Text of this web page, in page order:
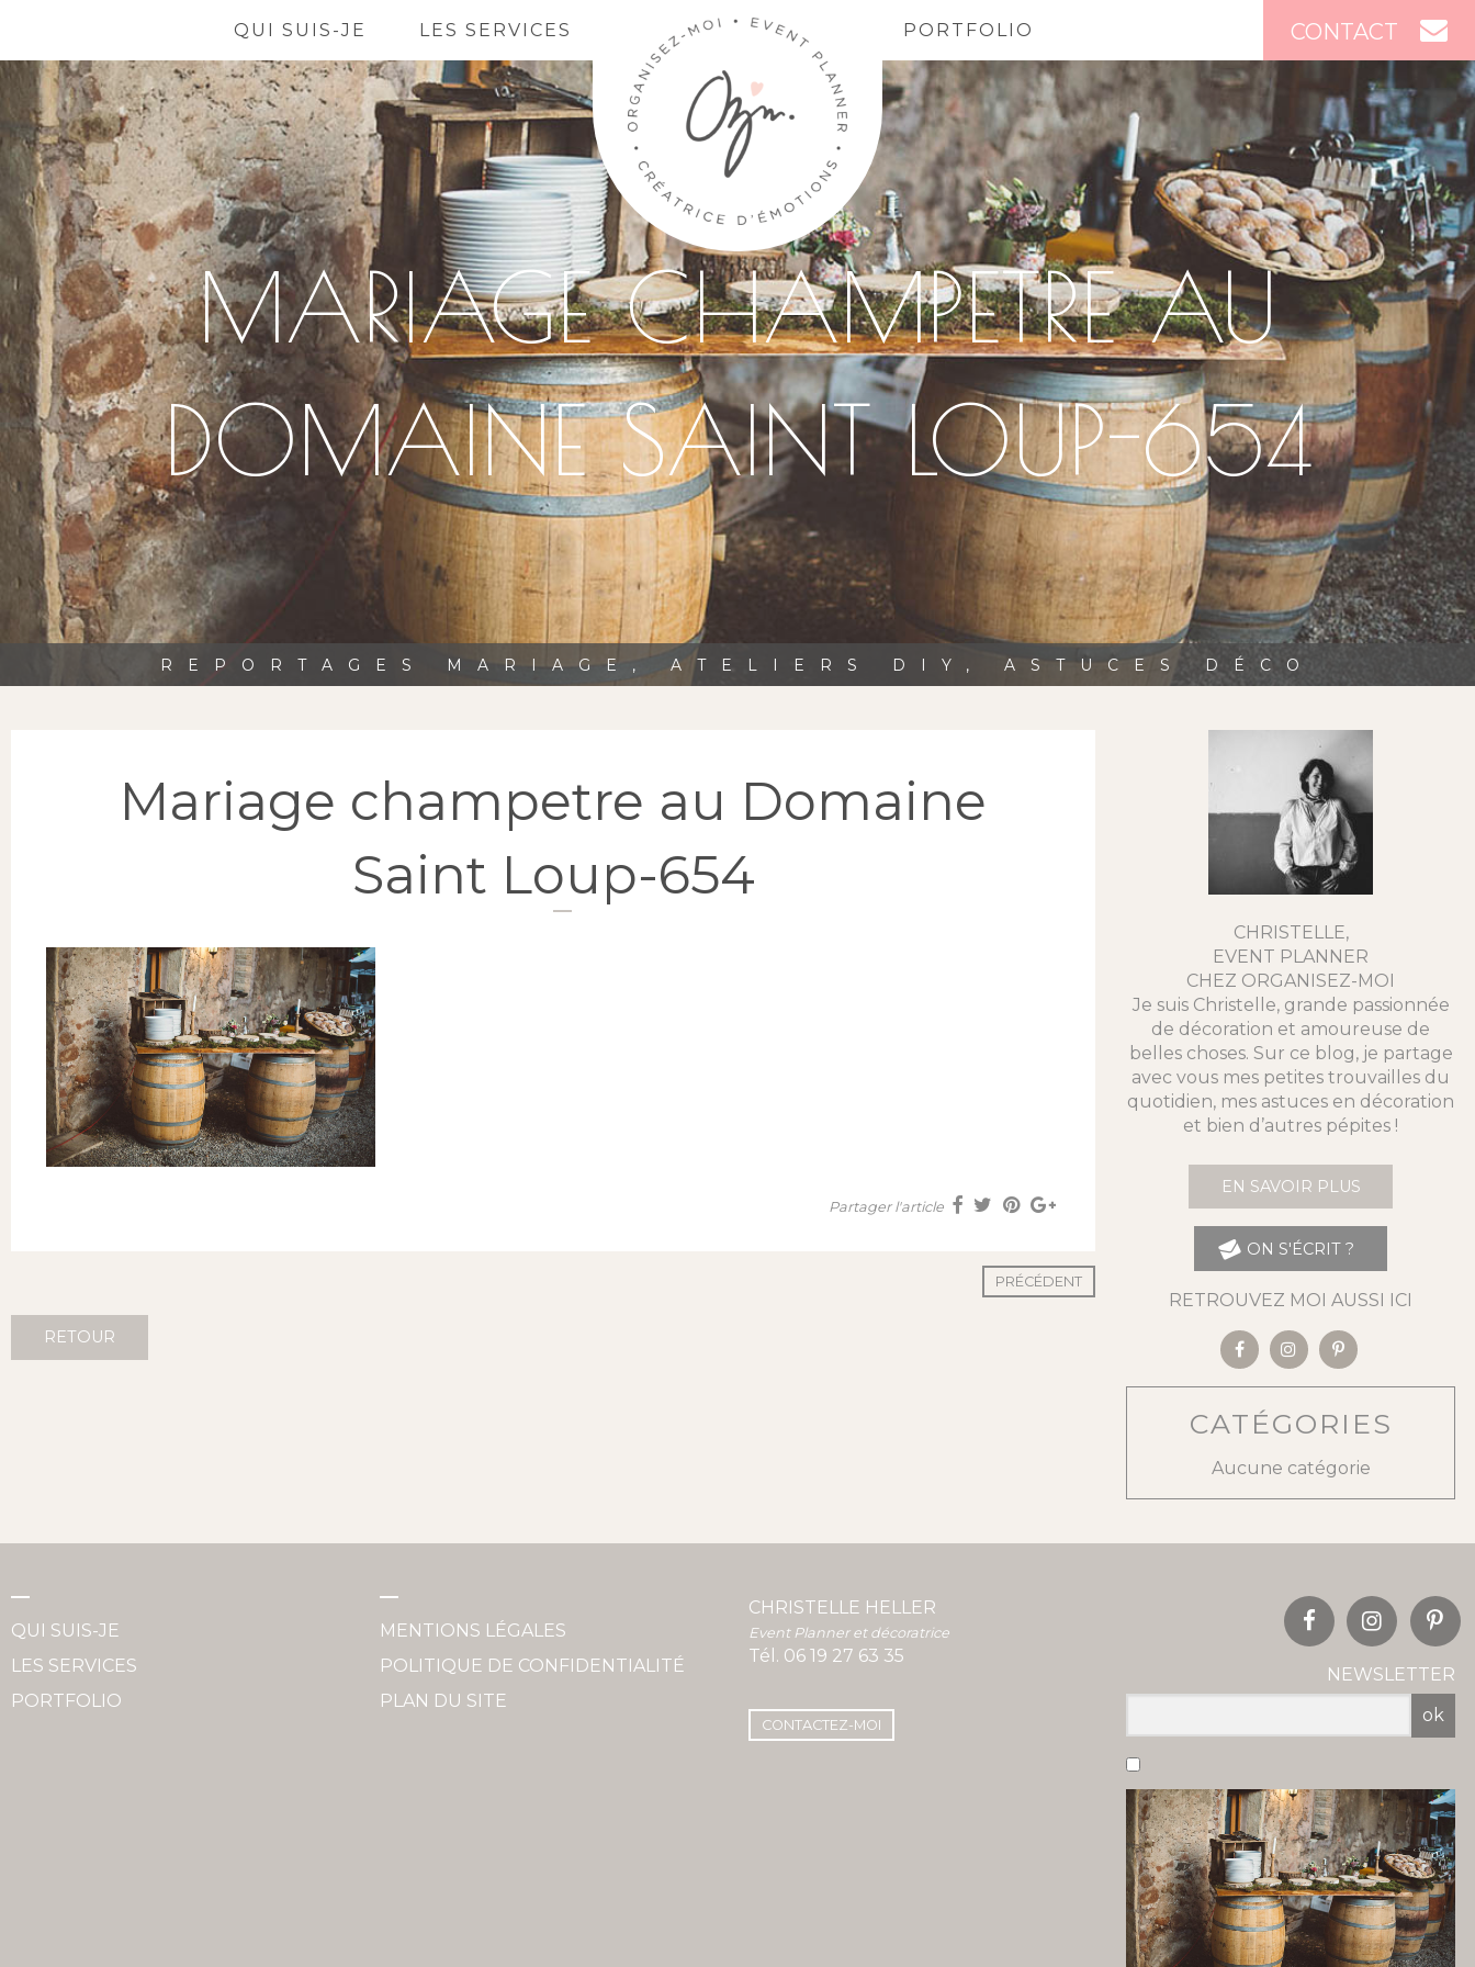
CONTACT
QUI SUIS-JE LES SERVICES PORTFOLIO
MARIAGE CHAMPETRE AU
DOMAINE SAINT LOUP-654
REPORTAGES MARIAGE, ATELIERS DIY, ASTUCES DÉCO
Mariage champetre au Domaine
Saint Loup-654
Partager l'article
PRÉCÉDENT
RETOUR
CHRISTELLE,
EVENT PLANNER
CHEZ ORGANISEZ-MOI
Je suis Christelle, grande passionnée
de décoration et amoureuse de
belles choses. Sur ce blog, je partage
avec vous mes petites trouvailles du
quotidien, mes astuces en décoration
et bien d’autres pépites !
EN SAVOIR PLUS
ON S'ÉCRIT ?
RETROUVEZ MOI AUSSI ICI
CATÉGORIES
Aucune catégorie
QUI SUIS-JE
LES SERVICES
PORTFOLIO
MENTIONS LÉGALES
POLITIQUE DE CONFIDENTIALITÉ
PLAN DU SITE
CHRISTELLE HELLER
Event Planner et décoratrice
Tél. 06 19 27 63 35
CONTACTEZ-MOI
NEWSLETTER
ok